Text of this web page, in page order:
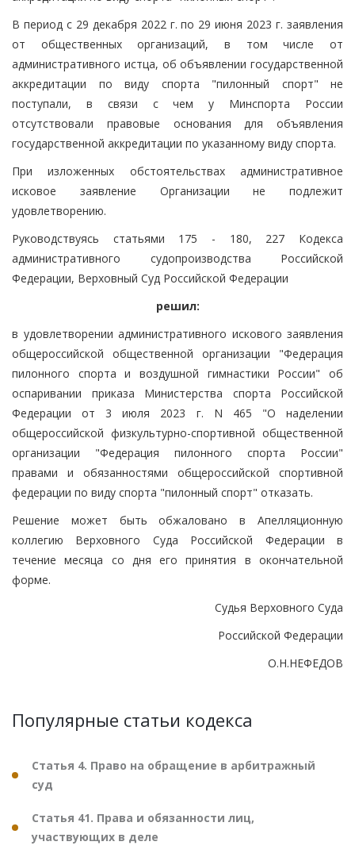
В период с 29 декабря 2022 г. по 29 июня 2023 г. заявления
от общественных организаций, в том числе от
административного истца, об объявлении государственной
аккредитации по виду спорта "пилонный спорт" не
поступали, в связи с чем у Минспорта России
отсутствовали правовые основания для объявления
государственной аккредитации по указанному виду спорта.
При изложенных обстоятельствах административное
исковое заявление Организации не подлежит
удовлетворению.
Руководствуясь статьями 175 - 180, 227 Кодекса
административного судопроизводства Российской
Федерации, Верховный Суд Российской Федерации
решил:
в удовлетворении административного искового заявления
общероссийской общественной организации "Федерация
пилонного спорта и воздушной гимнастики России" об
оспаривании приказа Министерства спорта Российской
Федерации от 3 июля 2023 г. N 465 "О наделении
общероссийской физкультурно-спортивной общественной
организации "Федерация пилонного спорта России"
правами и обязанностями общероссийской спортивной
федерации по виду спорта "пилонный спорт" отказать.
Решение может быть обжаловано в Апелляционную
коллегию Верховного Суда Российской Федерации в
течение месяца со дня его принятия в окончательной
форме.
Судья Верховного Суда
Российской Федерации
О.Н.НЕФЕДОВ
Популярные статьи кодекса
Статья 4. Право на обращение в арбитражный
суд
Статья 41. Права и обязанности лиц,
участвующих в деле